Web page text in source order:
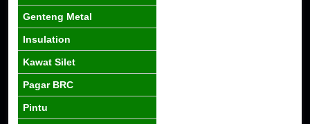
Genteng Metal
Insulation
Kawat Silet
Pagar BRC
Pintu